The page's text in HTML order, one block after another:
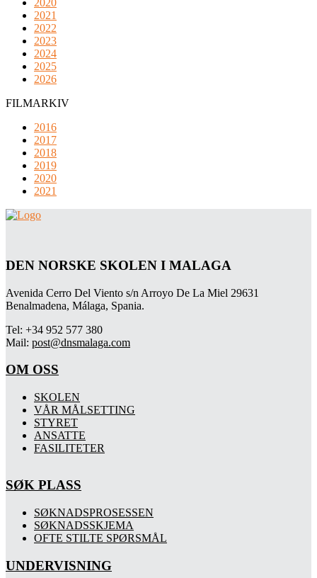
2020
2021
2022
2023
2024
2025
2026
FILMARKIV
2016
2017
2018
2019
2020
2021
DEN NORSKE SKOLEN I MALAGA
Avenida Cerro Del Viento s/n Arroyo De La Miel 29631
Benalmadena, Málaga, Spania.
Tel: +34 952 577 380
Mail: post@dnsmalaga.com
OM OSS
SKOLEN
VÅR MÅLSETTING
STYRET
ANSATTE
FASILITETER
SØK PLASS
SØKNADSPROSESSEN
SØKNADSSKJEMA
OFTE STILTE SPØRSMÅL
UNDERVISNING